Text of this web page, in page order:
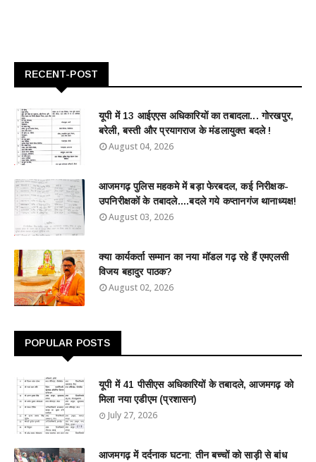
RECENT-POST
यूपी में 13 आईएएस अधिकारियों का तबादला... गोरखपुर,
बरेली, बस्ती और प्रयागराज के मंडलायुक्त बदले !
August 04, 2026
आजमगढ़ पुलिस महकमे में बड़ा फेरबदल, कई निरीक्षक-
उपनिरीक्षकों के तबादले....बदले गये कप्तानगंज थानाध्यक्ष!
August 03, 2026
क्या कार्यकर्ता सम्मान का नया मॉडल गढ़ रहे हैं एमएलसी
विजय बहादुर पाठक?
August 02, 2026
POPULAR POSTS
यूपी में 41 पीसीएस अधिकारियों के तबादले, आजमगढ़ को
मिला नया एडीएम (प्रशासन)
July 27, 2026
आजमगढ़ में दर्दनाक घटना: तीन बच्चों को साड़ी से बांध